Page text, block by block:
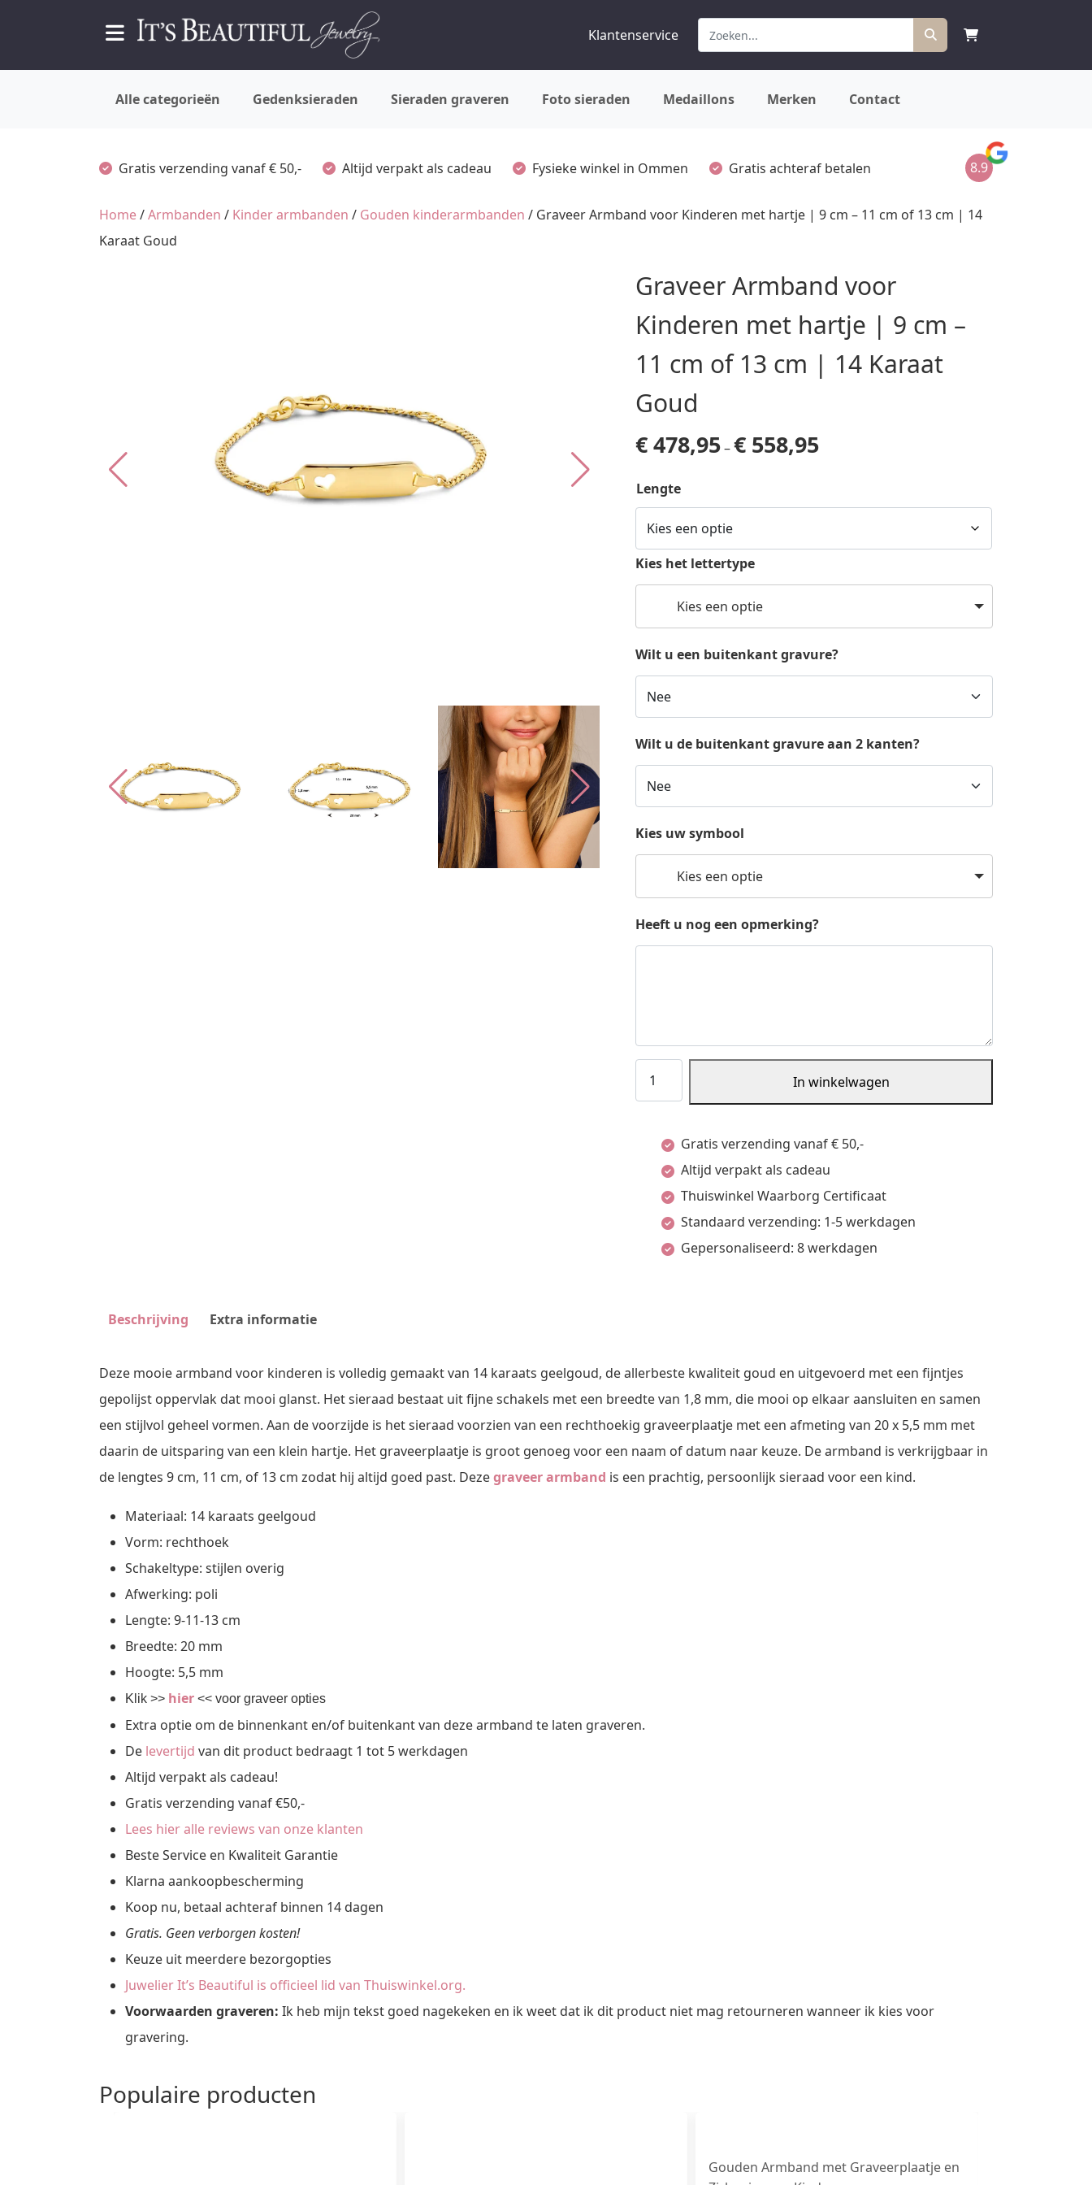
Klantenservice
Alle categorieën Gedenksieraden Sieraden graveren Foto sieraden Medaillons Merken Contact
Gratis verzending vanaf € 50,- Altijd verpakt als cadeau Fysieke winkel in Ommen Gratis achteraf betalen 8.9
Home/Armbanden / Kinder armbanden / Gouden kinderarmbanden / Graveer Armband voor Kinderen met hartje | 9 cm – 11 cm of 13 cm | 14
Karaat Goud
Graveer Armband voor
Kinderen met hartje | 9 cm –
11 cm of 13 cm | 14 Karaat
Goud
€478,95–€ 558,95
Lengte
Kies het lettertype
Kies een optie
Wilt u een buitenkant gravure?
Wilt u de buitenkant gravure aan 2 kanten?
Kies uw symbool
Kies een optie
Heeft u nog een opmerking?
Graveer
Armband
Kinderen
hartje
of
13
cm
|
14
In winkelwagen
Gratis verzending vanaf € 50,-
Altijd verpakt als cadeau
Thuiswinkel Waarborg Certificaat
Standaard verzending: 1-5 werkdagen
Gepersonaliseerd: 8 werkdagen
Beschrijving Extra informatie
Deze mooie armband voor kinderen is volledig gemaakt van 14 karaats geelgoud, de allerbeste kwaliteit goud en uitgevoerd met een fijntjes
gepolijst oppervlak dat mooi glanst. Het sieraad bestaat uit fijne schakels met een breedte van 1,8 mm, die mooi op elkaar aansluiten en samen
een stijlvol geheel vormen. Aan de voorzijde is het sieraad voorzien van een rechthoekig graveerplaatje met een afmeting van 20 x 5,5 mm met
daarin de uitsparing van een klein hartje. Het graveerplaatje is groot genoeg voor een naam of datum naar keuze. De armband is verkrijgbaar in
de lengtes 9 cm, 11 cm, of 13 cm zodat hij altijd goed past. Dezegraveer armband is een prachtig, persoonlijk sieraad voor een kind.
Materiaal: 14 karaats geelgoud
Vorm: rechthoek
Schakeltype: stijlen overig
Afwerking: poli
Lengte: 9-11-13 cm
Breedte: 20 mm
Hoogte: 5,5 mm
Klik >> hier << voor graveer opties
Extra optie om de binnenkant en/of buitenkant van deze armband te laten graveren.
De levertijd van dit product bedraagt 1 tot 5 werkdagen
Altijd verpakt als cadeau!
Gratis verzending vanaf €50,-
Lees hier alle reviews van onze klanten
Beste Service en Kwaliteit Garantie
Klarna aankoopbescherming
Koop nu, betaal achteraf binnen 14 dagen
Gratis. Geen verborgen kosten!
Keuze uit meerdere bezorgopties
Juwelier It’s Beautiful is officieel lid van Thuiswinkel.org.
Voorwaarden graveren: Ik heb mijn tekst goed nagekeken en ik weet dat ik dit product niet mag retourneren wanneer ik kies voor
gravering.
Populaire producten
Gouden Armband met Graveerplaatje en